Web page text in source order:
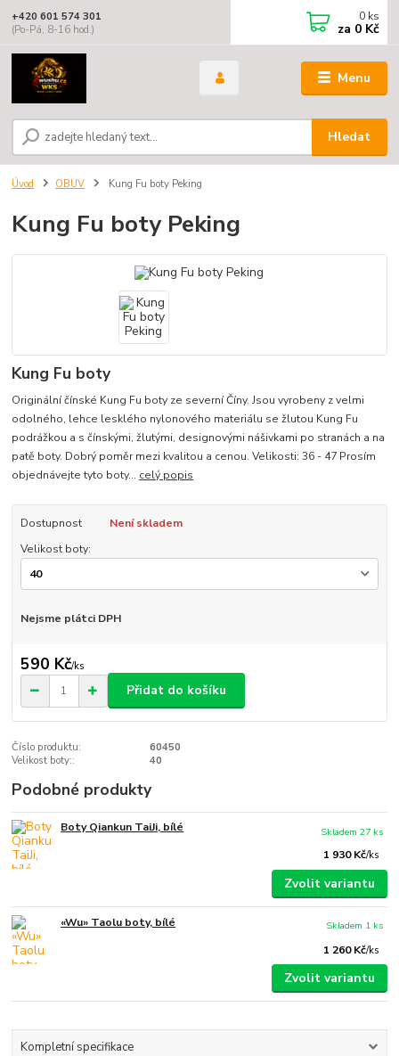
Menu
Hledat
+420 601 574 301
(Po-Pá, 8-16 hod.)
0 ks
za 0 Kč
Úvod OBUV Kung Fu boty Peking
Kung Fu boty Peking
Kung Fu boty
Originální čínské Kung Fu boty ze severní Číny. Jsou vyrobeny z velmi
odolného, lehce lesklého nylonového materiálu se žlutou Kung Fu
podrážkou a s čínskými, žlutými, designovými nášivkami po stranách a na
patě boty. Dobrý poměr mezi kvalitou a cenou. Velikosti: 36 - 47 Prosím
objednávejte tyto boty... celý popis
Dostupnost
Není skladem
Velikost boty:
Nejsme plátci DPH
590 Kč/ks
Přidat do košíku
Číslo produktu:
60450
Velikost boty::
40
Podobné produkty
Boty Qiankun TaiJi, bílé
1 930 Kč/ks
Skladem 27 ks
Zvolit variantu
«Wu» Taolu boty, bílé
1 260 Kč/ks
Skladem 1 ks
Zvolit variantu
Kompletní specifikace